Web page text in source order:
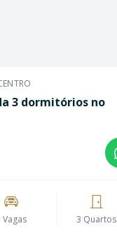
3 dormitórios no
Vagas 3 Quartos